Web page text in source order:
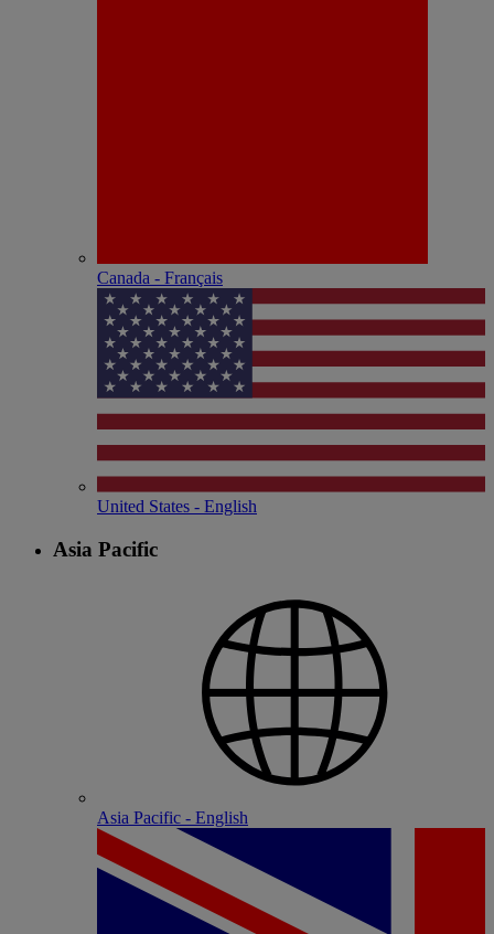
Canada - Français
United States - English
Asia Pacific
Asia Pacific - English